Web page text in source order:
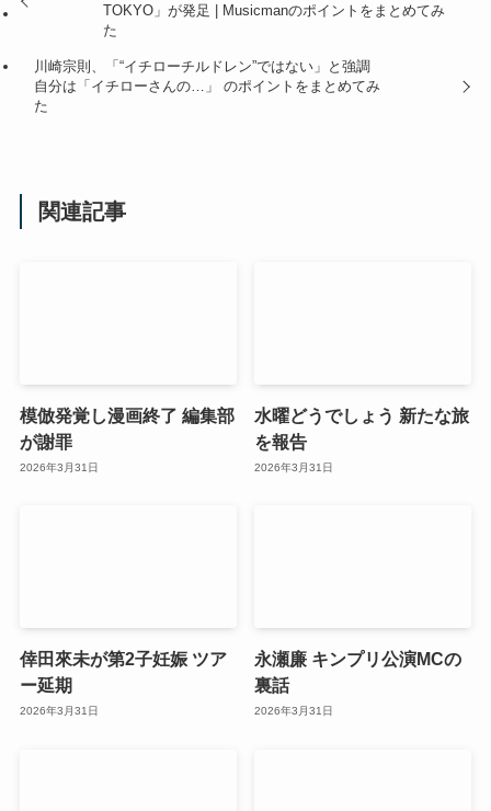
TOKYO」が発足 | Musicmanのポイントをまとめてみ
た
川崎宗則、「“イチローチルドレン”ではない」と強調
自分は「イチローさんの…」 のポイントをまとめてみ
た
関連記事
模倣発覚し漫画終了 編集部
が謝罪
2026年3月31日
水曜どうでしょう 新たな旅
を報告
2026年3月31日
倖田來未が第2子妊娠 ツア
ー延期
2026年3月31日
永瀬廉 キンプリ公演MCの
裏話
2026年3月31日